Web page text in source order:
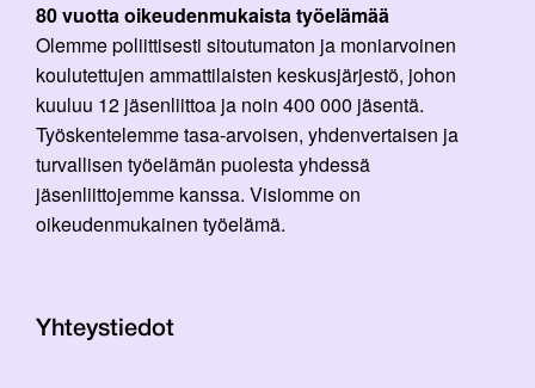
80 vuotta oikeudenmukaista työelämää
Olemme poliittisesti sitoutumaton ja moniarvoinen
koulutettujen ammattilaisten keskusjärjestö, johon
kuuluu 12 jäsenliittoa ja noin 400 000 jäsentä.
Työskentelemme tasa-arvoisen, yhdenvertaisen ja
turvallisen työelämän puolesta yhdessä
jäsenliittojemme kanssa. Visiomme on
oikeudenmukainen työelämä.
Yhteystiedot